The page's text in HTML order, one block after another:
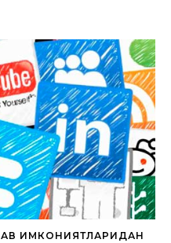
ИМКОНИЯТЛАРИДАН